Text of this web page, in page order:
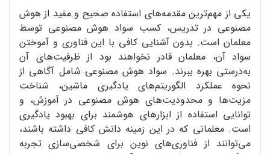
یکی از مهم‌ترین مقدمه‌های استفاده صحیح و مفید از هوش
مصنوعی در تدریس، کسب سواد هوش مصنوعی توسط
معلمان است. بدون آشنایی کافی با این فناوری و آموختن
سواد آن، معلمان قادر نخواهند بود از ظرفیت‌های آن
به‌درستی بهره‌ ببرند. سواد هوش مصنوعی شامل آگاهی از
نحوه عملکرد الگوریتم‌های یادگیری ماشین، شناخت
مزیت‌ها و محدودیت‌های هوش مصنوعی در آموزش، و
توانایی استفاده از ابزارهای هوشمند برای بهبود یادگیری
است. معلمانی که در این زمینه دانش کافی داشته باشند،
می‌توانند از فناوری‌های نوین برای شخصی‌سازی تجربه